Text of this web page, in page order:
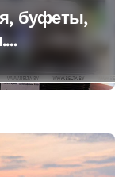
буфеты,
в